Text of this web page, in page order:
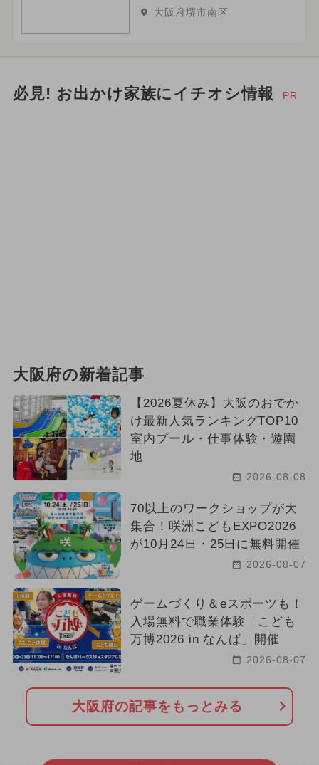
大阪府堺市南区
必見! お出かけ家族にイチオシ情報 PR
大阪府の新着記事
【2026夏休み】大阪のおでか
け最新人気ランキングTOP10
室内プール・仕事体験・遊園
地
2026-08-08
70以上のワークショップが大
集合！咲洲こどもEXPO2026
が10月24日・25日に無料開催
2026-08-07
ゲームづくり＆eスポーツも！
入場無料で職業体験「こども
万博2026 in なんば」開催
2026-08-07
大阪府の記事をもっとみる